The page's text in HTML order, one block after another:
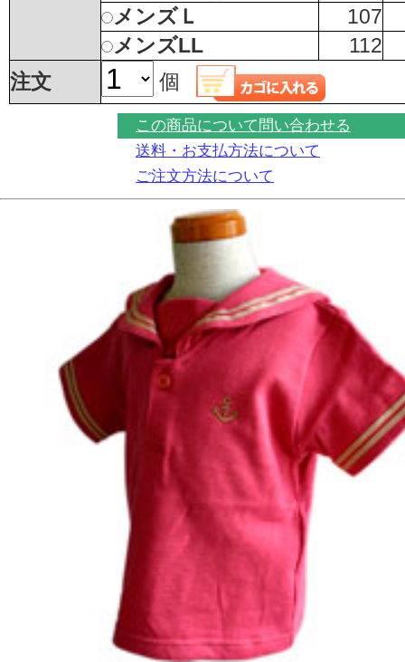
メンズＬ
107
メンズLL
112
注文
個
この商品について問い合わせる
送料・お支払方法について
ご注文方法について